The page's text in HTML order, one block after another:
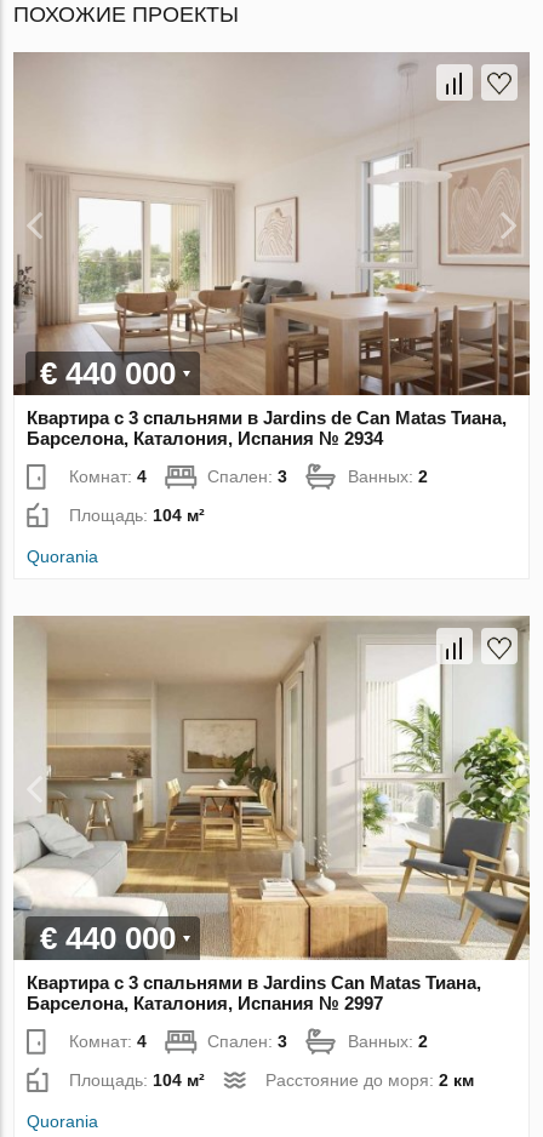
ПОХОЖИЕ ПРОЕКТЫ
€ 440 000
Квартира с 3 спальнями в Jardins de Can Matas Тиана,
Барселона, Каталония, Испания № 2934
Комнат:4 Спален:3 Ванных:2
Площадь:104 м²
Quorania
€ 440 000
Квартира с 3 спальнями в Jardins Can Matas Тиана,
Барселона, Каталония, Испания № 2997
Комнат:4 Спален:3 Ванных:2
Площадь: 104 м² Расстояние до моря:2 км
Quorania